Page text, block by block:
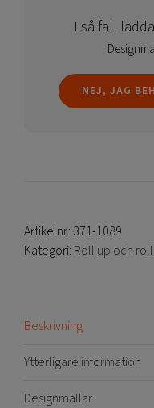
I så fall
NEJ, JAG
Artikelnr: 371-1089
Kategori: Roll up och
Beskrivning
Ytterligare information
Designmallar